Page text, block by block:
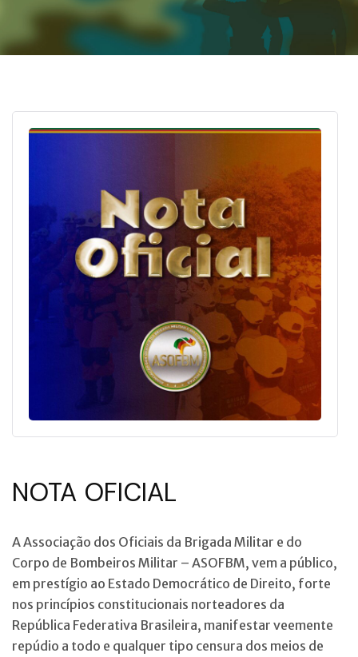
NOTA OFICIAL
A Associação dos Oficiais da Brigada Militar e do
Corpo de Bombeiros Militar – ASOFBM, vem a público,
em prestígio ao Estado Democrático de Direito, forte
nos princípios constitucionais norteadores da
República Federativa Brasileira, manifestar veemente
repúdio a todo e qualquer tipo censura dos meios de